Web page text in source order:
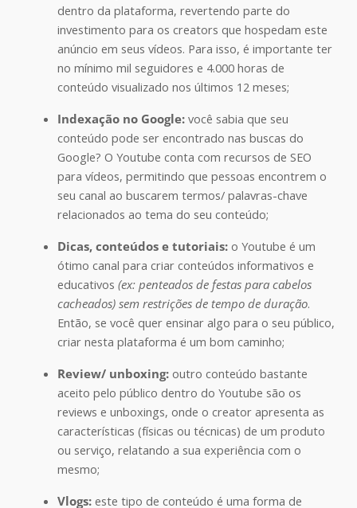
dentro da plataforma, revertendo parte do
investimento para os creators que hospedam este
anúncio em seus vídeos. Para isso, é importante ter
no mínimo mil seguidores e 4.000 horas de
conteúdo visualizado nos últimos 12 meses;
Indexação no Google: você sabia que seu
conteúdo pode ser encontrado nas buscas do
Google? O Youtube conta com recursos de SEO
para vídeos, permitindo que pessoas encontrem o
seu canal ao buscarem termos/ palavras-chave
relacionados ao tema do seu conteúdo;
Dicas, conteúdos e tutoriais: o Youtube é um
ótimo canal para criar conteúdos informativos e
educativos (ex: penteados de festas para cabelos
cacheados) sem restrições de tempo de duração.
Então, se você quer ensinar algo para o seu público,
criar nesta plataforma é um bom caminho;
Review/ unboxing: outro conteúdo bastante
aceito pelo público dentro do Youtube são os
reviews e unboxings, onde o creator apresenta as
características (físicas ou técnicas) de um produto
ou serviço, relatando a sua experiência com o
mesmo;
Vlogs:este tipo de conteúdo é uma forma de